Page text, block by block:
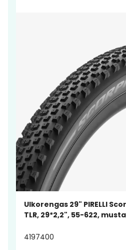
Ulkorengas 29" PIRELLI
TLR, 29*2,2", 55-622,
4197400